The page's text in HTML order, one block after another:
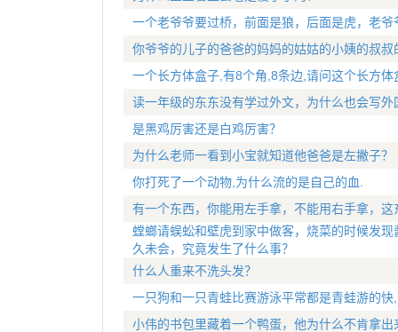
一个老爷爷要过桥，前面是狼，后面是虎，老爷
你爷爷的儿子的爸爸的妈妈的姑姑的小姨的叔
一个长方体盒子,有8个角,8条边,请问这个长方
读一年级的东东没有学过外文，为什么也会写外
是黑鸡厉害还是白鸡厉害？
为什么老师一看到小宝就知道他爸爸是左撇子？
你打死了一个动物,为什么流的是自己的血.
有一个东西，你能用左手拿，不能用右手拿，这
螳螂请蜈蚣和壁虎到家中做客，烧菜的时候发
久未会，究竟发生了什么事？
什么人重来不洗头发？
一只狗和一只青蛙比赛游泳平常都是青蛙游的
小伟的书包里藏着一个鸭蛋，他为什么不肯拿出